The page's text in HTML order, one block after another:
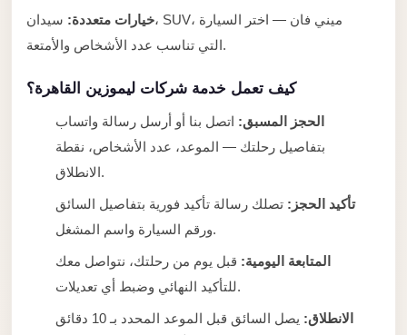
خيارات متعددة: سيدان، SUV، ميني فان — اختر السيارة
التي تناسب عدد الأشخاص والأمتعة.
كيف تعمل خدمة شركات ليموزين القاهرة؟
الحجز المسبق: اتصل بنا أو أرسل رسالة واتساب
بتفاصيل رحلتك — الموعد، عدد الأشخاص، نقطة
الانطلاق.
تأكيد الحجز: تصلك رسالة تأكيد فورية بتفاصيل السائق
ورقم السيارة واسم المشغل.
المتابعة اليومية: قبل يوم من رحلتك، نتواصل معك
للتأكيد النهائي وضبط أي تعديلات.
الانطلاق:
يصل السائق قبل الموعد المحدد بـ 10 دقائق
Airport
Transfer
from
Settlement
limousine